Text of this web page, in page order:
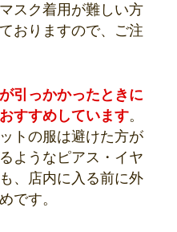
スク着用が難しい方
おりますので、ご注
引っかかったときに
すすめしています。
トの服は避けた方が
ようなピアス・イヤ
、店内に入る前に外
です。